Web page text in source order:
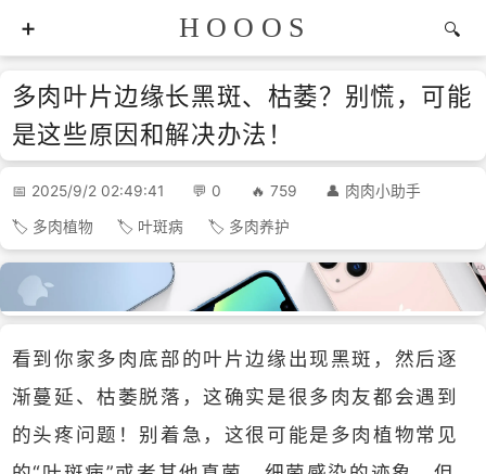
HOOOS
多肉叶片边缘长黑斑、枯萎？别慌，可能
是这些原因和解决办法！
2025/9/2 02:49:41 0 759 肉肉小助手
多肉植物 叶斑病 多肉养护
看到你家多肉底部的叶片边缘出现黑斑，然后逐
渐蔓延、枯萎脱落，这确实是很多肉友都会遇到
的头疼问题！别着急，这很可能是多肉植物常见